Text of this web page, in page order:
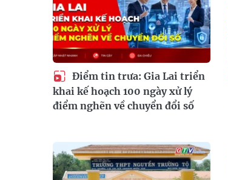
Điểm tin trưa: Gia Lai triển
khai kế hoạch 100 ngày xử lý
điểm nghẽn về chuyển đổi số